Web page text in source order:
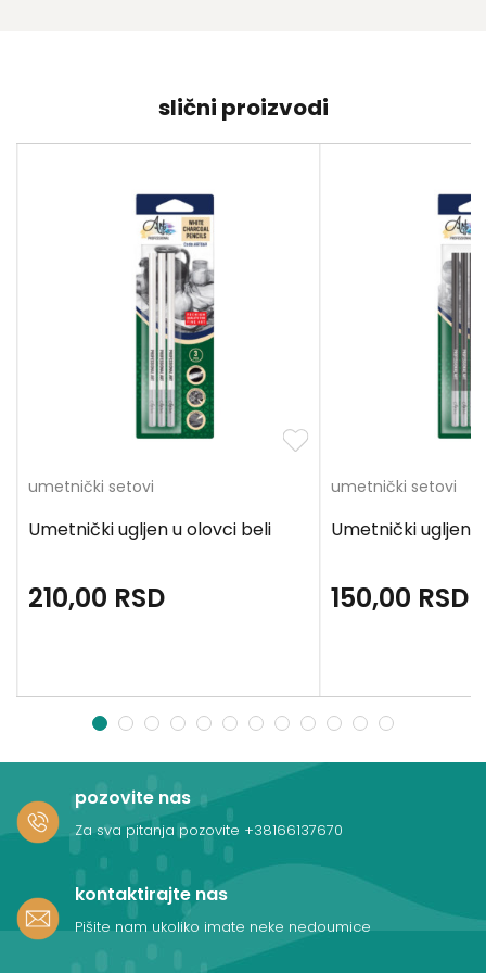
slični proizvodi
umetnički setovi
Umetnički ugljen u olovci beli
210,00 RSD
umetnički setovi
Umetnički ugljen
150,00 RSD
1 2 3 4 5 6 7 8 9 10 11 12
pozovite nas
Za sva pitanja pozovite +38166137670
kontaktirajte nas
Pišite nam ukoliko imate neke nedoumice